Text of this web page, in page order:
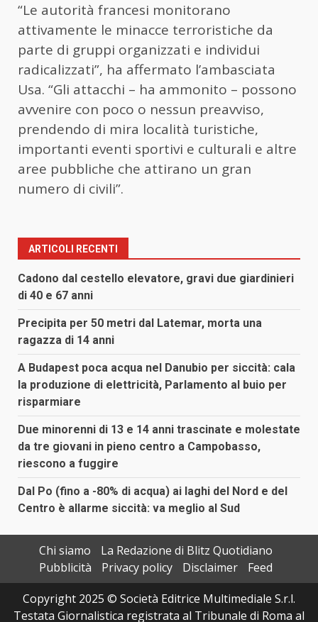
“Le autorità francesi monitorano
attivamente le minacce terroristiche da
parte di gruppi organizzati e individui
radicalizzati”, ha affermato l’ambasciata
Usa. “Gli attacchi – ha ammonito – possono
avvenire con poco o nessun preavviso,
prendendo di mira località turistiche,
importanti eventi sportivi e culturali e altre
aree pubbliche che attirano un gran
numero di civili”.
ARTICOLI RECENTI
Cadono dal cestello elevatore, gravi due giardinieri
di 40 e 67 anni
Precipita per 50 metri dal Latemar, morta una
ragazza di 14 anni
A Budapest poca acqua nel Danubio per siccità: cala
la produzione di elettricità, Parlamento al buio per
risparmiare
Due minorenni di 13 e 14 anni trascinate e molestate
da tre giovani in pieno centro a Campobasso,
riescono a fuggire
Dal Po (fino a -80% di acqua) ai laghi del Nord e del
Centro è allarme siccità: va meglio al Sud
Chi siamo
La Redazione di Blitz Quotidiano
Pubblicità
Privacy policy Disclaimer
Feed
Copyright 2025 © Società Editrice Multimediale S.r.l.
Testata Giornalistica registrata al Tribunale di Roma al